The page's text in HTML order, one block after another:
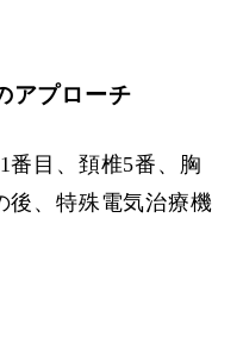
アプローチ
番目、頚椎5番、胸
後、特殊電気治療機